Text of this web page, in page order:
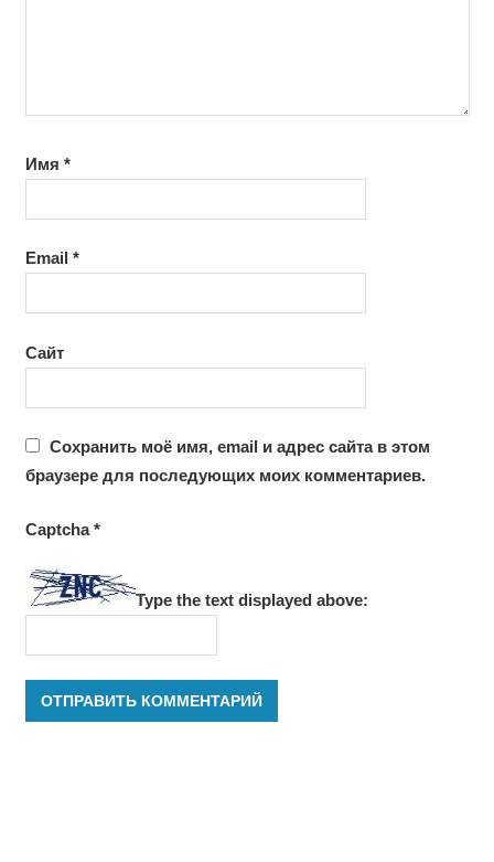
Имя *
Email *
Сайт
Сохранить моё имя, email и адрес сайта в этом
браузере для последующих моих комментариев.
Captcha*
Type the text displayed above: